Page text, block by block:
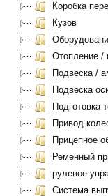
Коробка
Кузов
Отопление /
Подвеска /
Подвеска
Подготовка
Привод
Прицепное
Ременный
рулевое
Система